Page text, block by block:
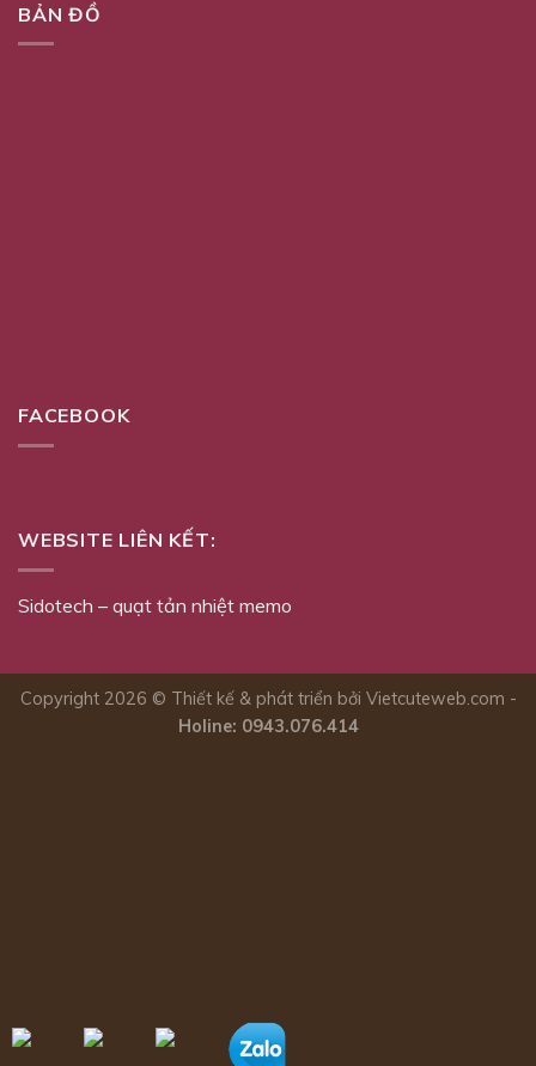
BẢN ĐỒ
FACEBOOK
WEBSITE LIÊN KẾT:
Sidotech – quạt tản nhiệt memo
Copyright 2026 © Thiết kế & phát triển bởi Vietcuteweb.com -
Holine: 0943.076.414